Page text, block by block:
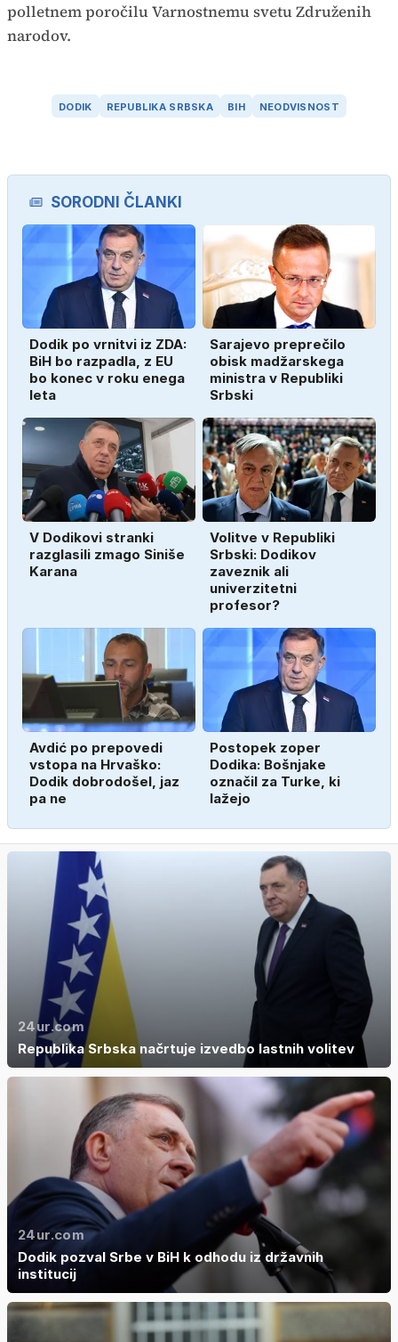
polletnem poročilu Varnostnemu svetu Združenih
narodov.
DODIK REPUBLIKA SRBSKA BIH NEODVISNOST
SORODNI ČLANKI
Dodik po vrnitvi iz ZDA:
BiH bo razpadla, z EU
bo konec v roku enega
leta
Sarajevo preprečilo
obisk madžarskega
ministra v Republiki
Srbski
V Dodikovi stranki
razglasili zmago Siniše
Karana
Volitve v Republiki
Srbski: Dodikov
zaveznik ali
univerzitetni
profesor?
Avdić po prepovedi
vstopa na Hrvaško:
Dodik dobrodošel, jaz
pa ne
Postopek zoper
Dodika: Bošnjake
označil za Turke, ki
lažejo
24ur.com
Republika Srbska načrtuje izvedbo lastnih volitev
24ur.com
Dodik pozval Srbe v BiH k odhodu iz državnih
institucij